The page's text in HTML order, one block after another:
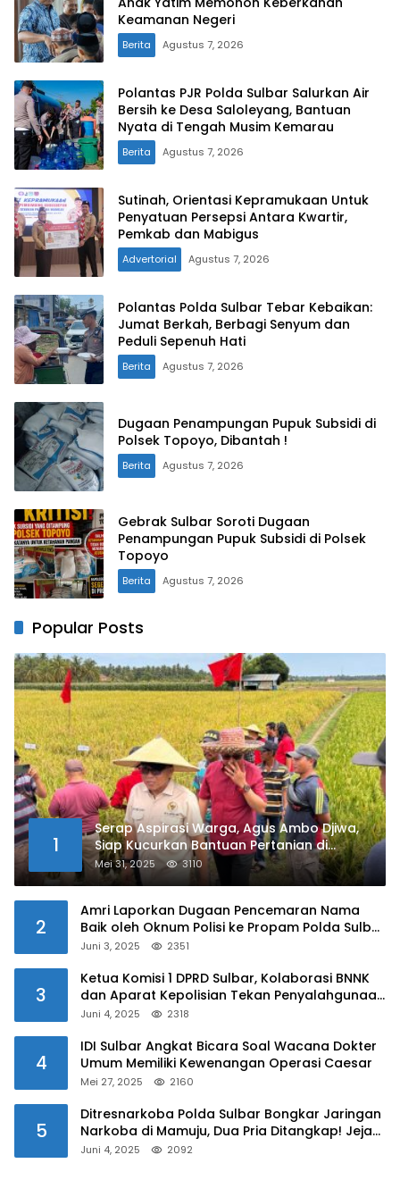
Keamanan Negeri
Berita Agustus 7, 2026
Polantas PJR Polda Sulbar Salurkan Air
Bersih ke Desa Saloleyang, Bantuan
Nyata di Tengah Musim Kemarau
Berita Agustus 7, 2026
Sutinah, Orientasi Kepramukaan Untuk
Penyatuan Persepsi Antara Kwartir,
Pemkab dan Mabigus
Advertorial Agustus 7, 2026
Polantas Polda Sulbar Tebar Kebaikan:
Jumat Berkah, Berbagi Senyum dan
Peduli Sepenuh Hati
Berita Agustus 7, 2026
Dugaan Penampungan Pupuk Subsidi di
Polsek Topoyo, Dibantah !
Berita Agustus 7, 2026
Gebrak Sulbar Soroti Dugaan
Penampungan Pupuk Subsidi di Polsek
Topoyo
Berita Agustus 7, 2026
Popular Posts
1
Serap Aspirasi Warga, Agus Ambo Djiwa,
Siap Kucurkan Bantuan Pertanian di
Kalukku
Mei 31, 2025 3110
2
Amri Laporkan Dugaan Pencemaran Nama
Baik oleh Oknum Polisi ke Propam Polda Sulbar
Juni 3, 2025 2351
3
Ketua Komisi 1 DPRD Sulbar, Kolaborasi BNNK
dan Aparat Kepolisian Tekan Penyalahgunaan
Juni 4, 2025 2318
4
IDI Sulbar Angkat Bicara Soal Wacana Dokter
Umum Memiliki Kewenangan Operasi Caesar
Mei 27, 2025 2160
5
Ditresnarkoba Polda Sulbar Bongkar Jaringan
Narkoba di Mamuju, Dua Pria Ditangkap! Jejak
Juni 4, 2025 2092